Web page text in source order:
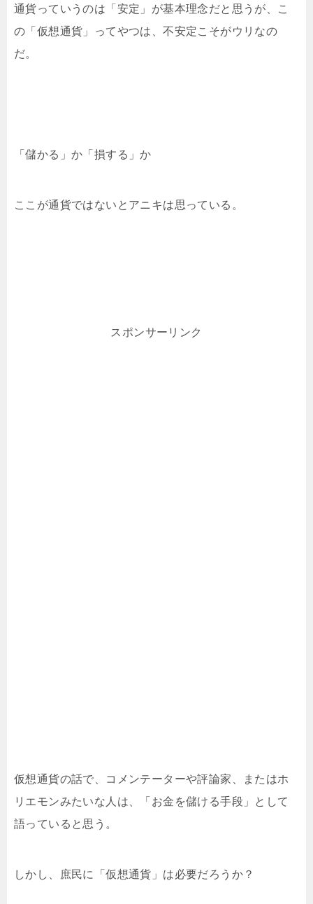
通貨っていうのは「安定」が基本理念だと思うが、こ
の「仮想通貨」ってやつは、不安定こそがウリなの
だ。
「儲かる」か「損する」か
ここが通貨ではないとアニキは思っている。
スポンサーリンク
仮想通貨の話で、コメンテーターや評論家、またはホ
リエモンみたいな人は、「お金を儲ける手段」として
語っていると思う。
しかし、庶民に「仮想通貨」は必要だろうか？